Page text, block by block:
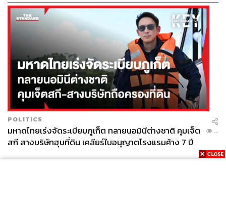
POLITICS
มหาดไทยเร่งจัดระเบียบภูเก็ต ทลายนอมินีต่างชาติ คุมเจ็ต
สกี สางบริษัทฮุบที่ดิน เคลียร์ใบอนุญาตโรงแรมค้าง 7 ปี
...